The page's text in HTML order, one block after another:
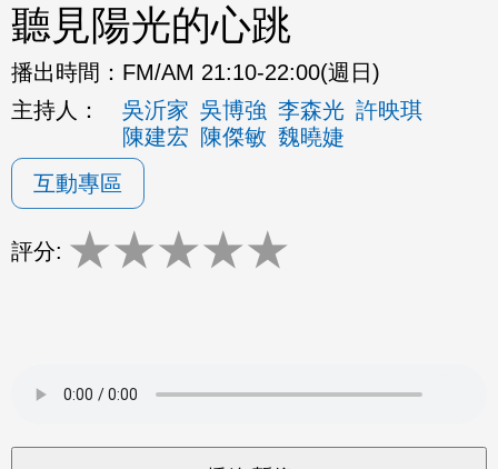
聽見陽光的心跳
播出時間： FM/AM 21:10-22:00(週日)
主持人：
吳沂家 吳博強 李森光 許映琪
陳建宏 陳傑敏 魏曉婕
互動專區
評分: ★★★★★